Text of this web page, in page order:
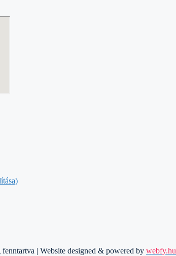
| Website designed & powered by webfy.hu